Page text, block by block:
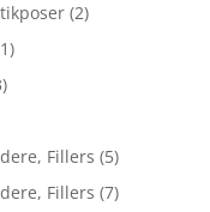
(2)
Fillers (5)
Fillers (7)